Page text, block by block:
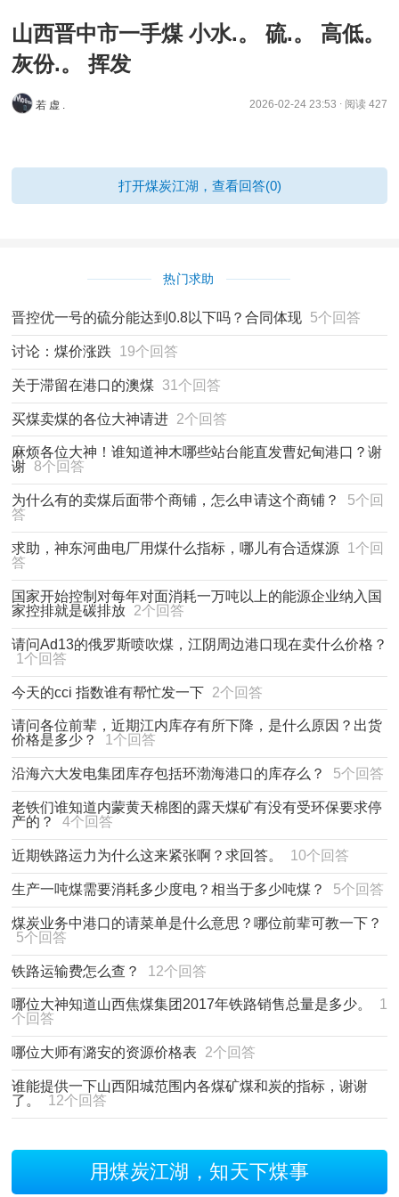
山西晋中市一手煤 小水.。 硫.。 高低。
灰份.。 挥发
若 虚 . 阅读 427
.
2026-02-24 23:53
打开煤炭江湖，查看回答(0)
热门求助
晋控优一号的硫分能达到0.8以下吗？合同体现 5个回答
讨论：煤价涨跌 19个回答
关于滞留在港口的澳煤 31个回答
买煤卖煤的各位大神请进 2个回答
麻烦各位大神！谁知道神木哪些站台能直发曹妃甸港口？谢
谢 8个回答
为什么有的卖煤后面带个商铺，怎么申请这个商铺？
5个回
答
求助，神东河曲电厂用煤什么指标，哪儿有合适煤源 1个回
答
国家开始控制对每年对面消耗一万吨以上的能源企业纳入国
家控排就是碳排放 2个回答
请问Ad13的俄罗斯喷吹煤，江阴周边港口现在卖什么价格？
1个回答
今天的cci 指数谁有帮忙发一下 2个回答
请问各位前辈，近期江内库存有所下降，是什么原因？出货
价格是多少？
1个回答
沿海六大发电集团库存包括环渤海港口的库存么？ 5个回答
老铁们谁知道内蒙黄天棉图的露天煤矿有没有受环保要求停
产的？
4个回答
近期铁路运力为什么这来紧张啊？求回答。 10个回答
生产一吨煤需要消耗多少度电？相当于多少吨煤？ 5个回答
煤炭业务中港口的请菜单是什么意思？哪位前辈可教一下？
5个回答
铁路运输费怎么查？ 12个回答
哪位大神知道山西焦煤集团2017年铁路销售总量是多少。
1
个回答
哪位大师有潞安的资源价格表 2个回答
谁能提供一下山西阳城范围内各煤矿煤和炭的指标，谢谢
了。
12个回答
用煤炭江湖，知天下煤事